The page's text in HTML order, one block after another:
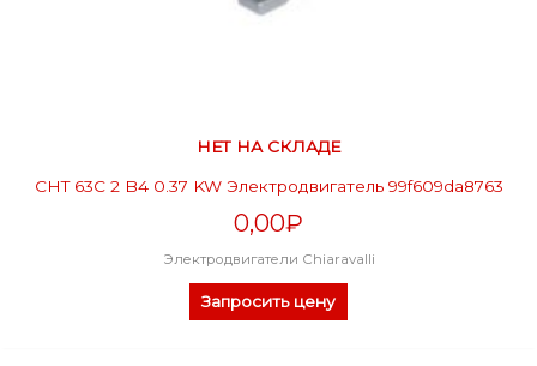
НЕТ НА СКЛАДЕ
CHT 63C 2 B4 0.37 KW Электродвигатель 99f609da8763
0,00₽
Электродвигатели Chiaravalli
Запросить цену